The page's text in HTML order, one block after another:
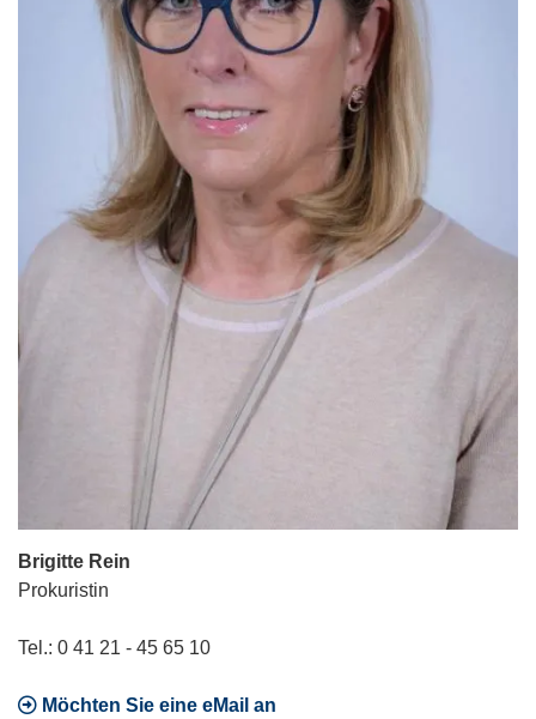
Brigitte Rein
Prokuristin
Tel.: 0 41 21 - 45 65 10
Möchten Sie eine eMail an